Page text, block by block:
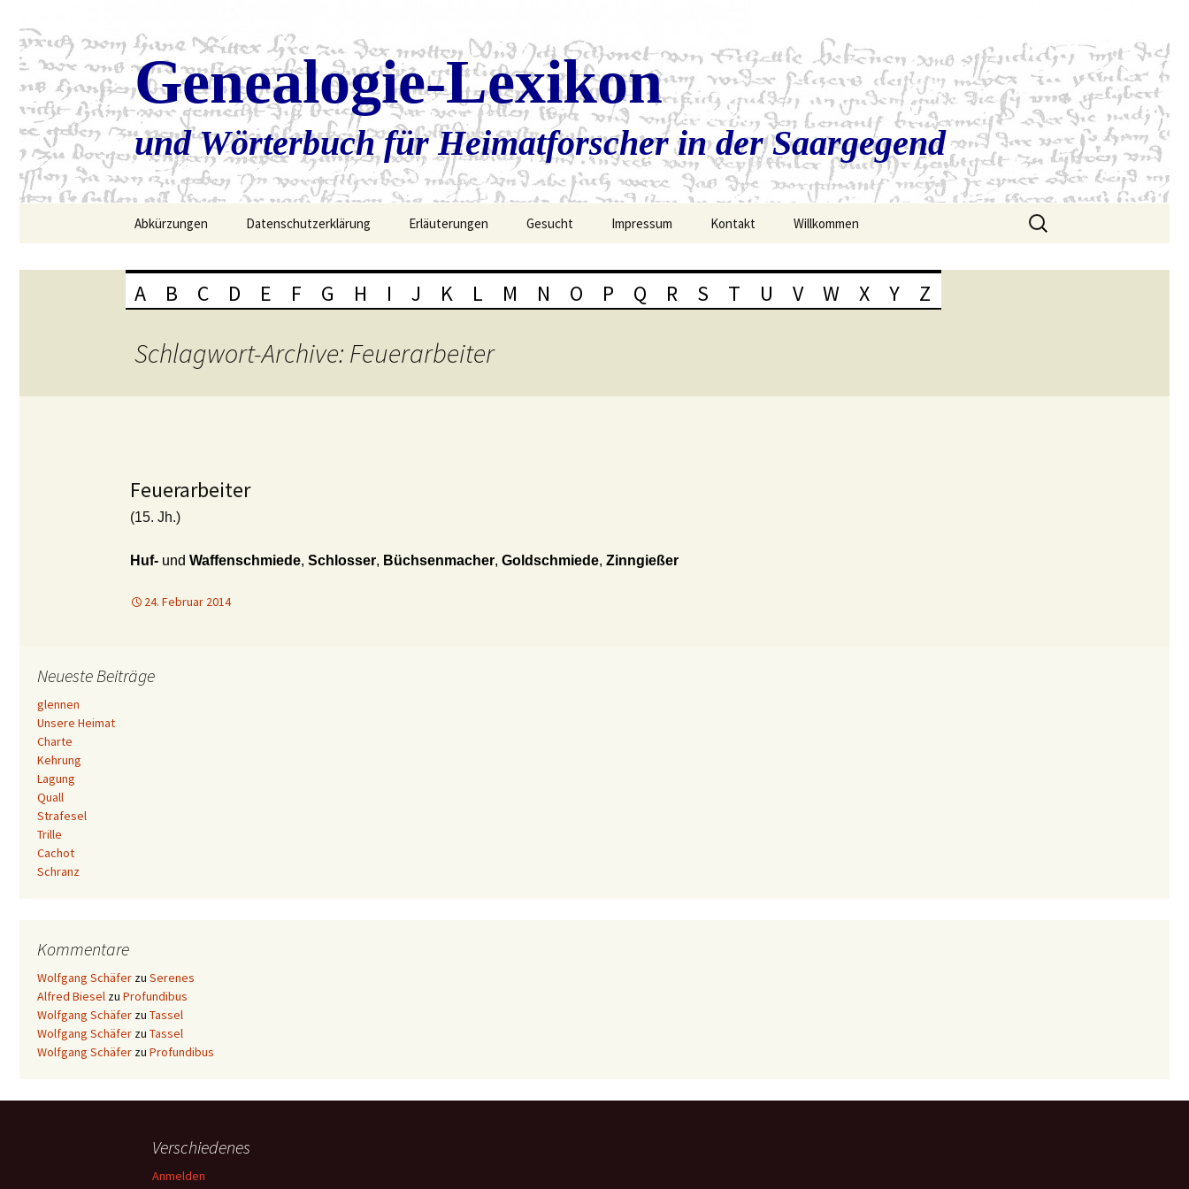
Genealogie-Lexikon
und Wörterbuch für Heimatforscher in der Saargegend
Abkürzungen Datenschutzerklärung Erläuterungen Gesucht Impressum Kontakt Willkommen
Suchen
nach:
A B C D E F G H I J K L M N O P Q R S T U V W X Y Z
Schlagwort-Archive: Feuerarbeiter
Feuerarbeiter
(15. Jh.)
Huf- und Waffenschmiede, Schlosser, Büchsenmacher, Goldschmiede, Zinngießer
24. Februar 2014
Neueste Beiträge
glennen
Unsere Heimat
Charte
Kehrung
Lagung
Quall
Strafesel
Trille
Cachot
Schranz
Kommentare
Wolfgang Schäfer zu Serenes
Alfred Biesel zu Profundibus
Wolfgang Schäfer zu Tassel
Wolfgang Schäfer zu Tassel
Wolfgang Schäfer zu Profundibus
Verschiedenes
Anmelden